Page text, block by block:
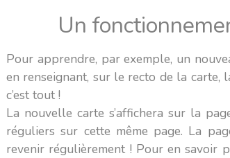
Un
Pour apprendre, par exemple, un
en renseignant, sur le recto de la carte,
c’est tout !
La nouvelle carte s’affichera sur la
réguliers sur cette même page. La
revenir régulièrement ! Pour en savoir